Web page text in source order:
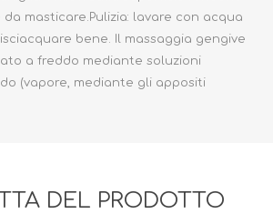
da masticare.Pulizia: lavare con acqua
bene. Il massaggia gengive
a freddo mediante soluzioni
(vapore, mediante gli appositi
DEL PRODOTTO